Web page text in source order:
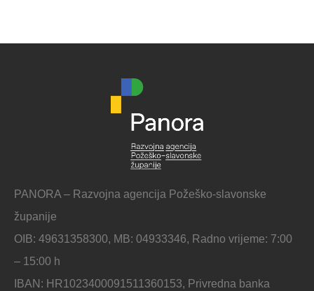
PANORA – Razvojna agencija Požeško-slavonske
županije
OIB: 49631358300, MB: 04933346, Radno vrijeme: 7:00
– 15:00 h
IBAN: HR1023400091511360153, Privredna banka